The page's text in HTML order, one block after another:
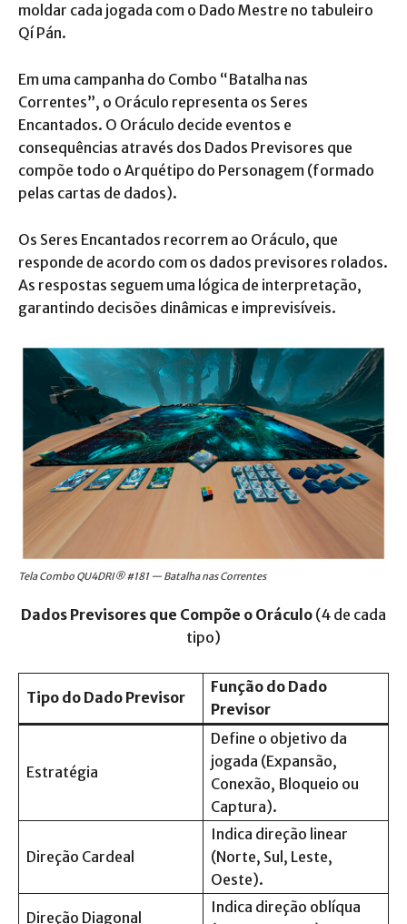
moldar cada jogada com o Dado Mestre no tabuleiro
Qí Pán.
Em uma campanha do Combo “Batalha nas
Correntes”, o Oráculo representa os Seres
Encantados. O Oráculo decide eventos e
consequências através dos Dados Previsores que
compõe todo o Arquétipo do Personagem (formado
pelas cartas de dados).
Os Seres Encantados recorrem ao Oráculo, que
responde de acordo com os dados previsores rolados.
As respostas seguem uma lógica de interpretação,
garantindo decisões dinâmicas e imprevisíveis.
Tela Combo QU4DRI® #181 — Batalha nas Correntes
Dados Previsores que Compõe o Oráculo (4 de cada
tipo)
Tipo do Dado Previsor
Função do Dado
Previsor
Estratégia
Define o objetivo da
jogada (Expansão,
Conexão, Bloqueio ou
Captura).
Direção Cardeal
Indica direção linear
(Norte, Sul, Leste,
Oeste).
Direção Diagonal
Indica direção oblíqua